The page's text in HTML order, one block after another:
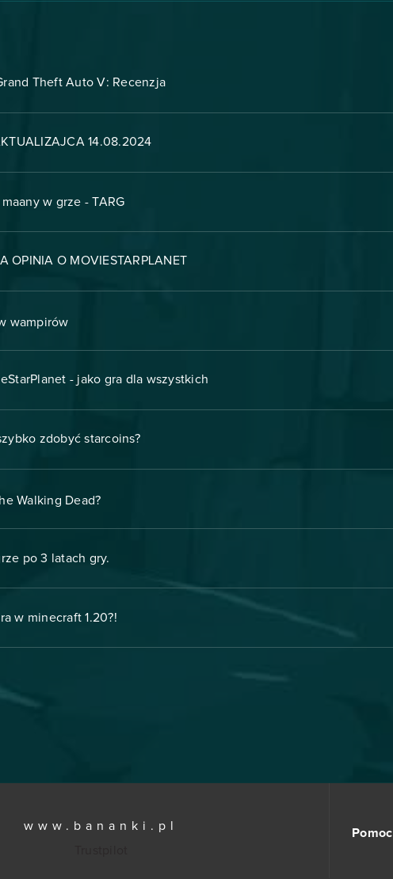
Theft Auto V: Recenzja
14.08.2024
w grze - TARG
OPINIA O MOVIESTARPLANET
wampirów
- jako gra dla wszystkich
zdobyć starcoins?
Walking Dead?
po 3 latach gry.
w minecraft 1.20?!
Pomoc
www.bananki.pl